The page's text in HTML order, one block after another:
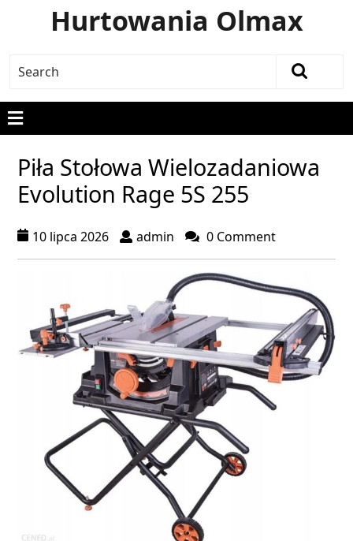
Hurtowania Olmax
Piła Stołowa Wielozadaniowa
Evolution Rage 5S 255
10 lipca 2026 admin 0 Comment